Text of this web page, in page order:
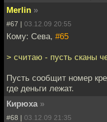
Merlin »
#67 | 03.12.09 20:55
Кому: Сева, #65
> считаю - пусть сканы
Пусть сообщит номер
где деньги лежат.
Кирюха »
#68 | 03.12.09 21:35